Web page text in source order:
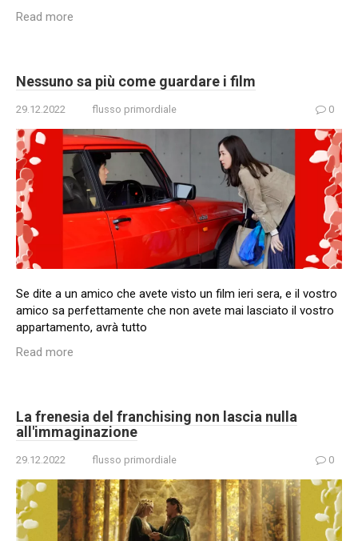
Read more
Nessuno sa più come guardare i film
29.12.2022 flusso primordiale 0
Se dite a un amico che avete visto un film ieri sera, e il vostro
amico sa perfettamente che non avete mai lasciato il vostro
appartamento, avrà tutto
Read more
La frenesia del franchising non lascia nulla
all'immaginazione
29.12.2022 flusso primordiale 0